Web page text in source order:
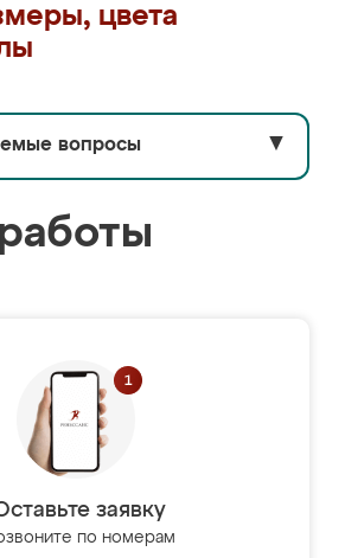
цвета
вопросы ▼
заявку
по номерам